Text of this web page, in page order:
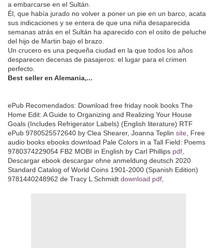
a embarcarse en el Sultán.
Él, que había jurado no volver a poner un pie en un barco, acata
sus indicaciones y se entera de que una niña desaparecida
semanas atrás en el Sultán ha aparecido con el osito de peluche
del hijo de Martin bajo el brazo.
Un crucero es una pequeña ciudad en la que todos los años
desparecen decenas de pasajeros: el lugar para el crimen
perfecto.
Best seller en Alemania,...
ePub Recomendados: Download free friday nook books The
Home Edit: A Guide to Organizing and Realizing Your House
Goals (Includes Refrigerator Labels) (English literature) RTF
ePub 9780525572640 by Clea Shearer, Joanna Teplin site , Free
audio books ebooks download Pale Colors in a Tall Field: Poems
9780374229054 FB2 MOBI in English by Carl Phillips pdf
Descargar ebook descargar ohne anmeldung deutsch 2020
Standard Catalog of World Coins 1901-2000 (Spanish Edition)
9781440248962 de Tracy L Schmidt download pdf